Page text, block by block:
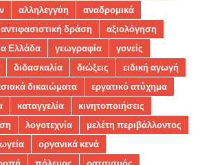
αλληλεγγύη
αναδρομικά
αντιφασιστική δράση
αξιολόγηση
Ελλάδα γεωγραφία
γονείς
διδασκαλία διώξεις
ειδική αγωγή
δικαιώματα
εργατικό ατύχημα
καταγγελία
κινητοποιήσεις
λογοτεχνία
μελέτη περιβάλλοντος
οργανικά κενά